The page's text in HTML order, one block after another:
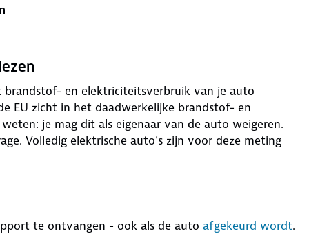
en elektriciteitsverbruik van je auto
EU zicht in het daadwerkelijke brandstof- en
je mag dit als eigenaar van de auto weigeren.
Volledig elektrische auto’s zijn voor deze meting
te ontvangen - ook als de autoafgekeurd wordt.